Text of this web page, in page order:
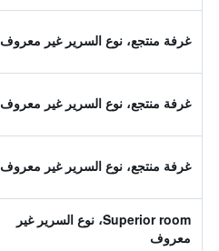
غرفة منتجع، نوع السرير غير معروف
غرفة منتجع، نوع السرير غير معروف
غرفة منتجع، نوع السرير غير معروف
Superior room، نوع السرير غير
معروف